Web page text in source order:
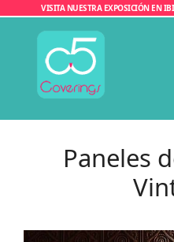
contenido
VISITA NUESTRA EXPOSICIÓN EN
Paneles